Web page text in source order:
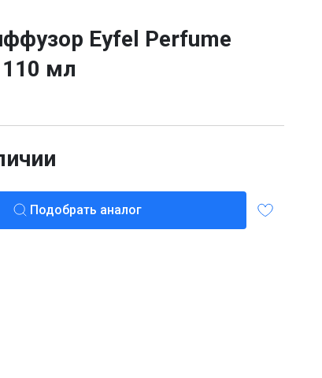
Eyfel Perfume
мл
Подобрать аналог